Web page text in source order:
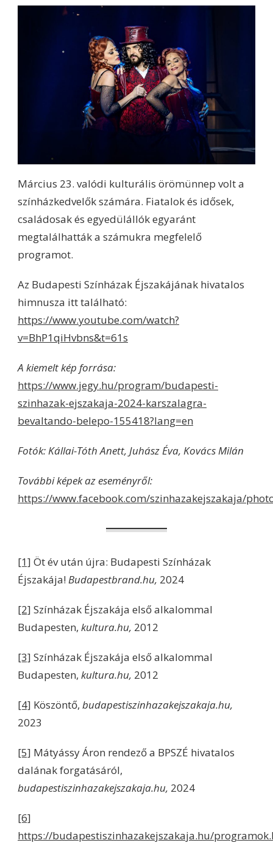
Március 23. valódi kulturális örömünnep volt a
színházkedvelők számára. Fiatalok és idősek,
családosak és egyedülállók egyaránt
megtalálhatták a számukra megfelelő
programot.
Az Budapesti Színházak Éjszakájának hivatalos
himnusza itt található:
https://www.youtube.com/watch?
v=BhP1qiHvbns&t=61s
A kiemelt kép forrása:
https://www.jegy.hu/program/budapesti-
szinhazak-ejszakaja-2024-karszalagra-
bevaltando-belepo-155418?lang=en
Fotók: Kállai-Tóth Anett, Juhász Éva, Kovács Milán
További képek az eseményről:
https://www.facebook.com/szinhazakejszakaja/
[1] Öt év után újra: Budapesti Színházak
Éjszakája! Budapestbrand.hu, 2024
[2] Színházak Éjszakája első alkalommal
Budapesten, kultura.hu, 2012
[3] Színházak Éjszakája első alkalommal
Budapesten, kultura.hu, 2012
[4] Köszöntő, budapestiszinhazakejszakaja.hu,
2023
[5] Mátyássy Áron rendező a BPSZÉ hivatalos
dalának forgatásáról,
budapestiszinhazakejszakaja.hu, 2024
[6]
https://budapestiszinhazakejszakaja.hu/